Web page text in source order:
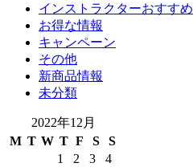
インストラクターおすすめ
お得な情報
キャンペーン
その他
新商品情報
未分類
2022年12月
M T W T F S
S
1
2 3
4